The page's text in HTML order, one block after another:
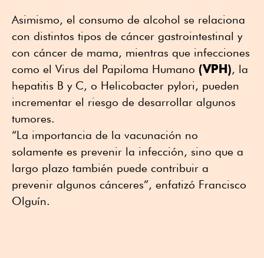
Asimismo, el consumo de alcohol se relaciona
con distintos tipos de cáncer gastrointestinal y
con cáncer de mama, mientras que infecciones
como el Virus del Papiloma Humano (VPH), la
hepatitis B y C, o Helicobacter pylori, pueden
incrementar el riesgo de desarrollar algunos
tumores.
“La importancia de la vacunación no
solamente es prevenir la infección, sino que a
largo plazo también puede contribuir a
prevenir algunos cánceres”, enfatizó Francisco
Olguín.